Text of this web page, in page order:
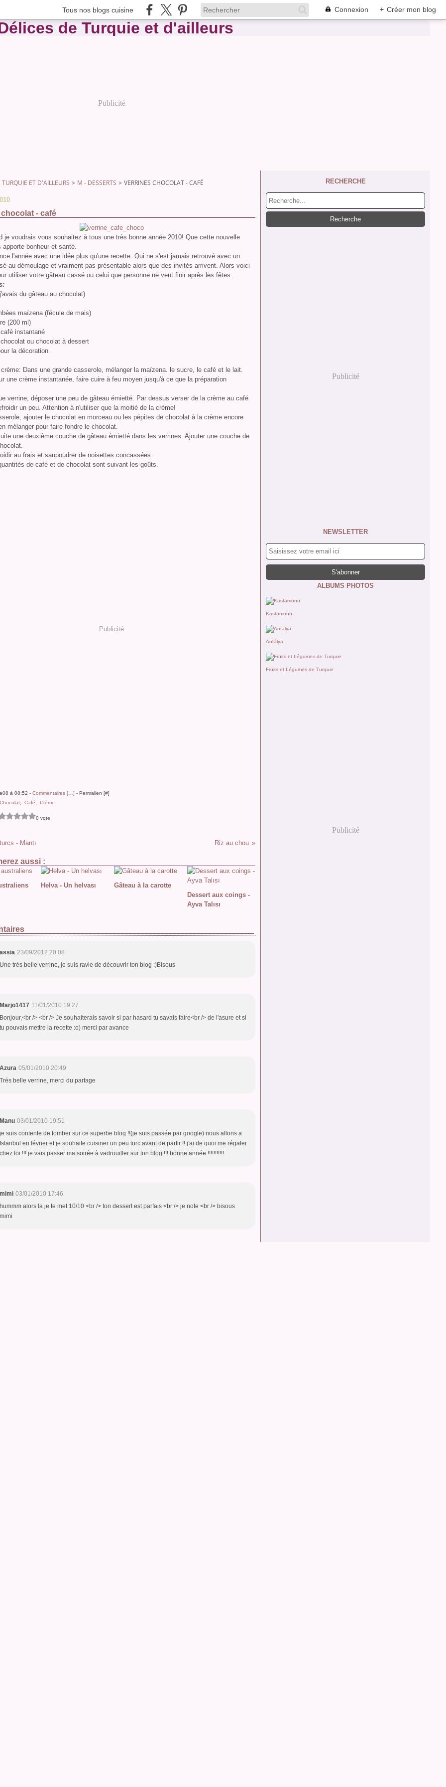
Tous nos blogs cuisine Connexion + Créer mon blog
Publicité
TURQUIE ET D'AILLEURS > M - DESSERTS > VERRINES CHOCOLAT - CAFÉ
- café
je voudrais vous souhaitez à tous une très bonne année 2010! Que cette nouvelle
apporte bonheur et santé.
l'année avec une idée plus qu'une recette. Qui ne s'est jamais retrouvé avec un
au démoulage et vraiment pas présentable alors que des invités arrivent. Alors voici
utiliser votre gâteau cassé ou celui que personne ne veut finir après les fêtes.
du gâteau au chocolat)
maïzena (fécule de mais)
(200 ml)
instantané
ou chocolat à dessert
la décoration
Dans une grande casserole, mélanger la maïzena. le sucre, le café et le lait.
une crème instantanée, faire cuire à feu moyen jusqu'à ce que la préparation
verrine, déposer une peu de gâteau émietté. Par dessus verser de la crème au café
un peu. Attention à n'utiliser que la moitié de la crème!
ajouter le chocolat en morceau ou les pépites de chocolat à la crème encore
mélanger pour faire fondre le chocolat.
une deuxième couche de gâteau émietté dans les verrines. Ajouter une couche de
au frais et saupoudrer de noisettes concassées.
de café et de chocolat sont suivant les goûts.
Publicité
à 08:52 - Commentaires [ ] - Permalien [#]
Chocolat
Café Crème
0 vote
- Mantı Riz au chou
aussi :
Helva - Un helvası
Gâteau à la carotte
Dessert aux coings -
Ayva Talısı
assia 23/09/2012 20:08
Une très belle verrine, je suis ravie de découvrir ton blog :)Bisous
Marjo1417 11/01/2010 19:27
Bonjour,<br /> <br /> Je souhaiterais savoir si par hasard tu savais faire<br /> de l'asure et si
tu pouvais mettre la recette :o) merci par avance
Azura 05/01/2010 20:49
Trés belle verrine, merci du partage
Manu 03/01/2010 19:51
je suis contente de tomber sur ce superbe blog !!(je suis passée par google) nous allons a
Istanbul en février et je souhaite cuisiner un peu turc avant de partir !! j'ai de quoi me régaler
chez toi !!! je vais passer ma soirée à vadrouiller sur ton blog !!! bonne année !!!!!!!!!!!
mimi 03/01/2010 17:46
hummm alors la je te met 10/10 <br /> ton dessert est parfais <br /> je note <br /> bisous
mimi
RECHERCHE
Publicité
NEWSLETTER
ALBUMS PHOTOS
Kastamonu
Antalya
Fruits et Légumes de Turquie
Publicité